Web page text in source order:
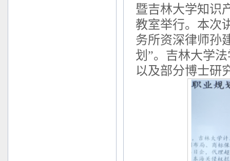
暨吉林大学知识
教室举行。本次
务所资深律师孙
划”。吉林大学
以及部分博士研